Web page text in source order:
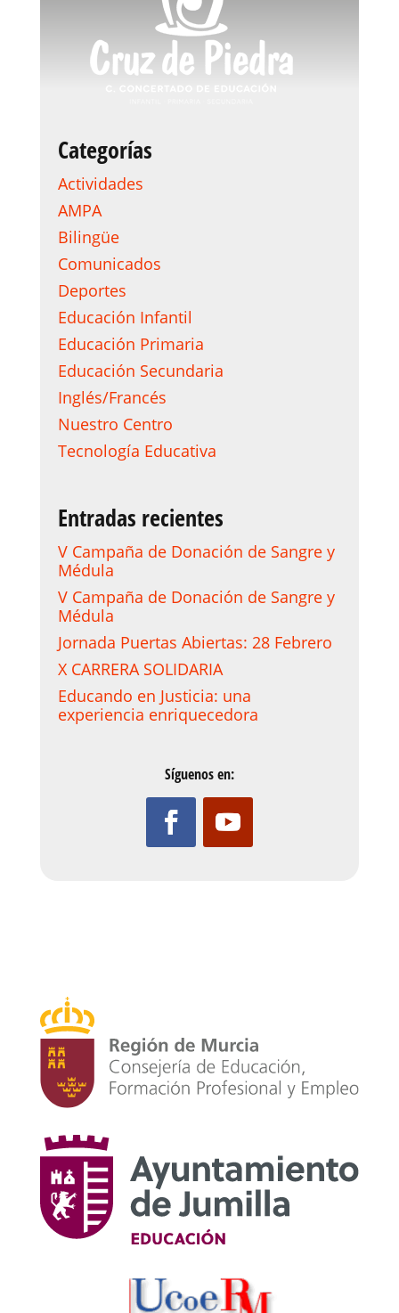
Categorías
Actividades
AMPA
Bilingüe
Comunicados
Deportes
Educación Infantil
Educación Primaria
Educación Secundaria
Inglés/Francés
Nuestro Centro
Tecnología Educativa
Entradas recientes
V Campaña de Donación de Sangre y
Médula
V Campaña de Donación de Sangre y
Médula
Jornada Puertas Abiertas: 28 Febrero
X CARRERA SOLIDARIA
Educando en Justicia: una
experiencia enriquecedora
Síguenos en: